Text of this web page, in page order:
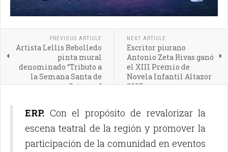
PREVIOUS ARTICLE
Artista Lellis Rebolledo
pinta mural
denominado “Tributo a
la Semana Santa de
Catacaos”
NEXT ARTICLE
Escritor piurano
Antonio Zeta Rivas ganó
el XIII Premio de
Novela Infantil Altazor
2025
ERP. Con el propósito de revalorizar la
escena teatral de la región y promover la
participación de la comunidad en eventos